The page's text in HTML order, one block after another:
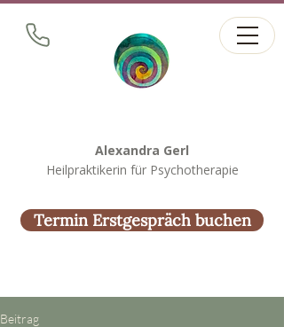
Alexandra Gerl
Heilpraktikerin für Psychotherapie
Termin Erstgespräch buchen
Beitrag